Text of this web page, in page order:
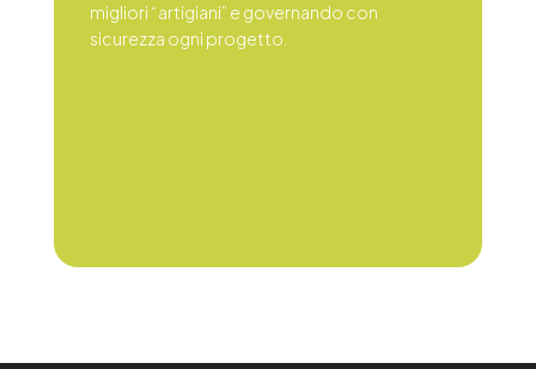
migliori “artigiani” e governando con
sicurezza ogni progetto.